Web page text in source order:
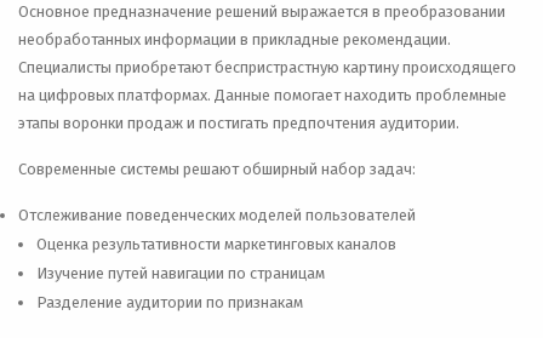
Основное предназначение решений выражается в преобразовании
необработанных информации в прикладные рекомендации.
Специалисты приобретают беспристрастную картину происходящего
на цифровых платформах. Данные помогает находить проблемные
этапы воронки продаж и постигать предпочтения аудитории.
Современные системы решают обширный набор задач:
Отслеживание поведенческих моделей пользователей
Оценка результативности маркетинговых каналов
Изучение путей навигации по страницам
Разделение аудитории по признакам